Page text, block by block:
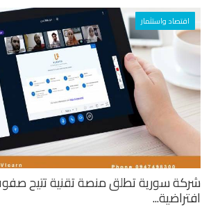
اقتصاد واستثمار
سورية تطلق منصة تقنية تتيح صفوف